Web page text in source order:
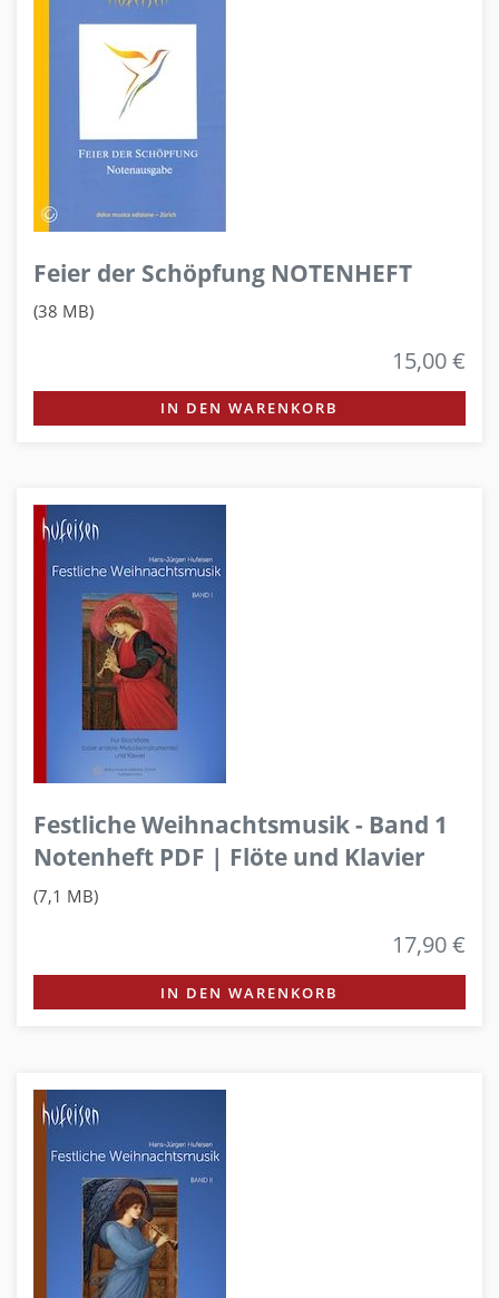
Feier der Schöpfung NOTENHEFT
(38 MB)
15,00 €
IN DEN WARENKORB
Festliche Weihnachtsmusik - Band 1
Notenheft PDF | Flöte und Klavier
(7,1 MB)
17,90 €
IN DEN WARENKORB